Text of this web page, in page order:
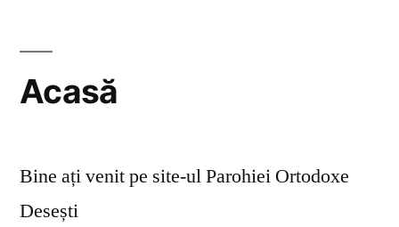
Acasă
Bine ați venit pe site-ul Parohiei Ortodoxe
Desești